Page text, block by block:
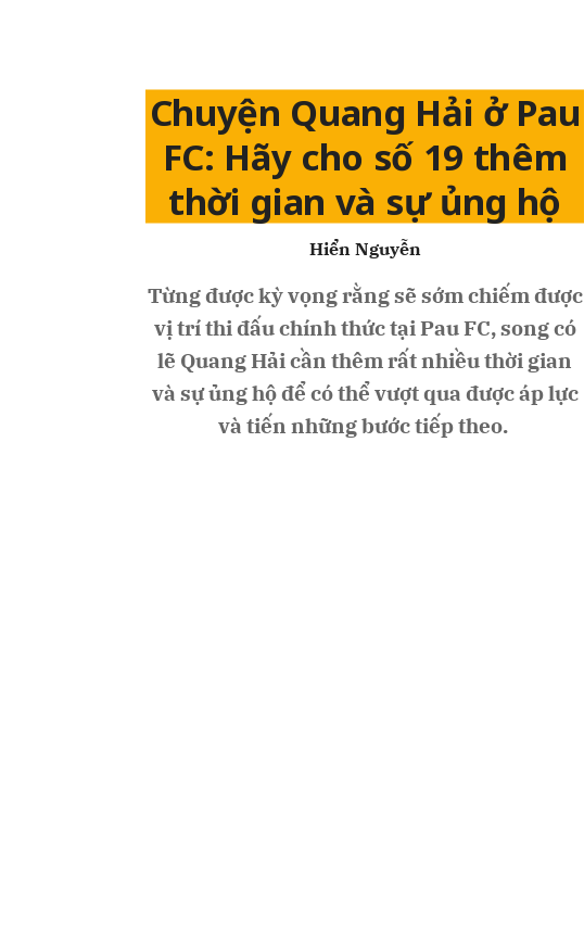
Chuyện Quang Hải ở Pau
FC: Hãy cho số 19 thêm
thời gian và sự ủng hộ
Hiển Nguyễn
Từng được kỳ vọng rằng sẽ sớm chiếm được
vị trí thi đấu chính thức tại Pau FC, song có
lẽ Quang Hải cần thêm rất nhiều thời gian
và sự ủng hộ để có thể vượt qua được áp lực
và tiến những bước tiếp theo.